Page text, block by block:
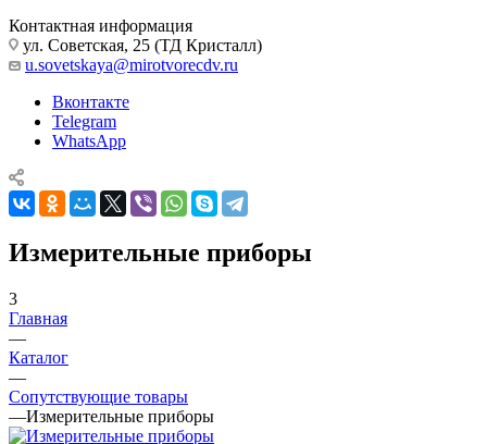
Контактная информация
ул. Советская, 25 (ТД Кристалл)
u.sovetskaya@mirotvorecdv.ru
Вконтакте
Telegram
WhatsApp
Измерительные приборы
3
Главная
—
Каталог
—
Сопутствующие товары
—Измерительные приборы